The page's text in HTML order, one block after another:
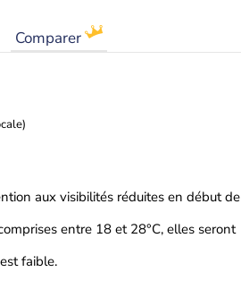
Comparer
aux visibilités réduites en début de
entre 18 et 28°C, elles seront
faible.